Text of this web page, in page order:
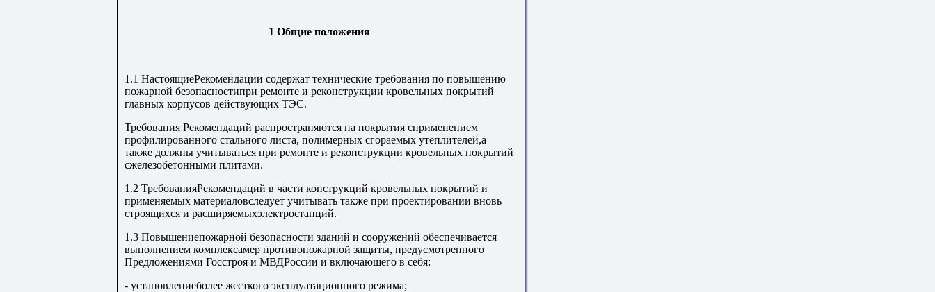
1 Общие положения
1.1 НастоящиеРекомендации содержат технические требования по повышению
пожарной безопасностипри ремонте и реконструкции кровельных покрытий
главных корпусов действующих ТЭС.
Требования Рекомендаций распространяются на покрытия сприменением
профилированного стального листа, полимерных сгораемых утеплителей,а
также должны учитываться при ремонте и реконструкции кровельных покрытий
сжелезобетонными плитами.
1.2 ТребованияРекомендаций в части конструкций кровельных покрытий и
применяемых материаловследует учитывать также при проектировании вновь
строящихся и расширяемыхэлектростанций.
1.3 Повышениепожарной безопасности зданий и сооружений обеспечивается
выполнением комплексамер противопожарной защиты, предусмотренного
Предложениями Госстроя и МВДРоссии и включающего в себя:
- установлениеболее жесткого эксплуатационного режима;